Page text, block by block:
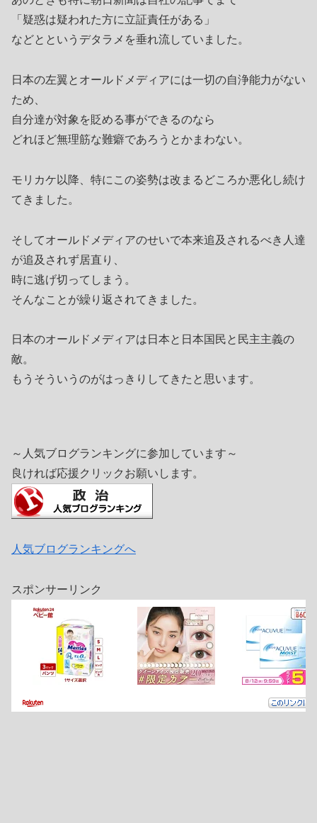
「疑惑は疑われた方に立証責任がある」
などとというデタラメを垂れ流していました。
日本の左翼とオールドメディアには一切の自浄能力がない
ため、
自分達が対象を貶める事ができるのなら
どれほど無理筋な難癖であろうとかまわない。
モリカケ以降、特にこの姿勢は改まるどころか悪化し続け
てきました。
そしてオールドメディアのせいで本来追及されるべき人達
が追及されず居直り、
時に逃げ切ってしまう。
そんなことが繰り返されてきました。
日本のオールドメディアは日本と日本国民と民主主義の
敵。
もうそういうのがはっきりしてきたと思います。
～人気ブログランキングに参加しています～
良ければ応援クリックお願いします。
人気ブログランキングへ
スポンサーリンク